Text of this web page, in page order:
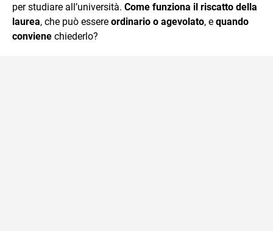
per studiare all’università. Come funziona il riscatto della
laurea, che può essere ordinario o agevolato, e quando
conviene chiederlo?